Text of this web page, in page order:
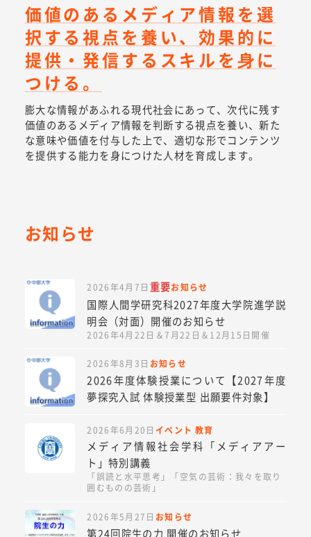
価値のあるメディア情報を選
択する視点を養い、効果的に
提供・発信するスキルを⾝に
つける。
膨大な情報があふれる現代社会にあって、次代に残す
価値のあるメディア情報を判断する視点を養い、新た
な意味や価値を付与した上で、適切な形でコンテンツ
を提供する能力を身につけた人材を育成します。
お知らせ
2026年4月7日 重要お知らせ
国際人間学研究科2027年度大学院進学説
明会（対面）開催のお知らせ
2026年4月22日＆7月22日＆12月15日開催
2026年8月3日 お知らせ
2026年度体験授業について【2027年度
夢探究入試 体験授業型 出願要件対象】
2026年6月20日 イベント 教育
メディア情報社会学科「メディアアー
ト」特別講義
「誤読と水平思考」「空気の芸術：我々を取り
囲むものの芸術」
2026年5月27日 お知らせ
第24回院生の力 開催のお知らせ